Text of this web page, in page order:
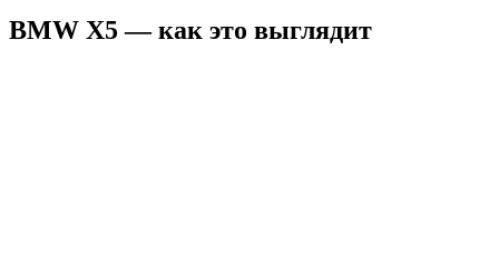
BMW X5— как это выглядит